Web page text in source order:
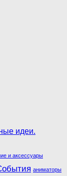
идеи.
и аксессуары
аниматоры